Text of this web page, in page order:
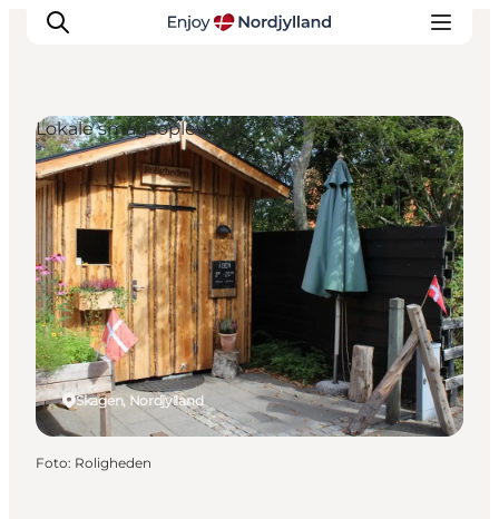
Oplevelser og aktiviteter
Planlæg din tur
Byer og steder
Guides
Det sker
For børn
Skagen, Nordjylland
Lokale smagsoplevelser
Foto: Roligheden